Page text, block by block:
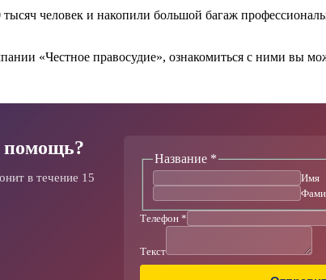
человек и накопили большой багаж
«Честное правосудие», ознакомиться с ними вы
помощь?
в течение 15
Текст
Телефон
Название
Название *
Имя
Телефон *
Текст